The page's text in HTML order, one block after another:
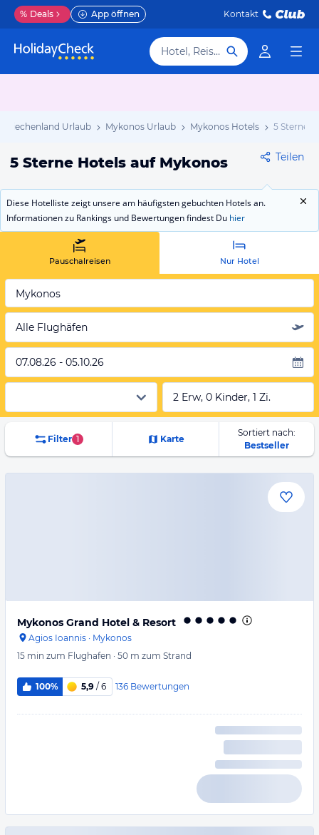
% Deals App öffnen Kontakt
Hotel, Reiseziel
Griechenland Urlaub Mykonos Urlaub Mykonos Hotels 5 Sterne
5 Sterne Hotels auf Mykonos Teilen
Diese Hotelliste zeigt unsere am häufigsten gebuchten Hotels an.
Informationen zu Rankings und Bewertungen findest Du hier
Pauschalreisen Nur Hotel
Mykonos
Alle Flughäfen
07.08.26 - 05.10.26
2 Erw, 0 Kinder, 1 Zi.
Filter 1 Karte
Sortiert nach:
Bestseller
Mykonos Grand Hotel & Resort
Agios Ioannis · Mykonos
15 min zum Flughafen · 50 m zum Strand
100% 5,9 / 6 136 Bewertungen